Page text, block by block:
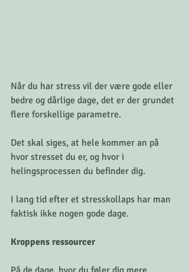
Når du har stress vil der være gode eller
bedre og dårlige dage, det er der grundet
flere forskellige parametre.
Det skal siges, at hele kommer an på
hvor stresset du er, og hvor i
helingsprocessen du befinder dig.
I lang tid efter et stresskollaps har man
faktisk ikke nogen gode dage.
Kroppens ressourcer